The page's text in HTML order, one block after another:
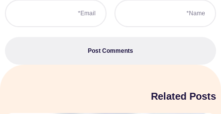
Post Comments
Related Posts